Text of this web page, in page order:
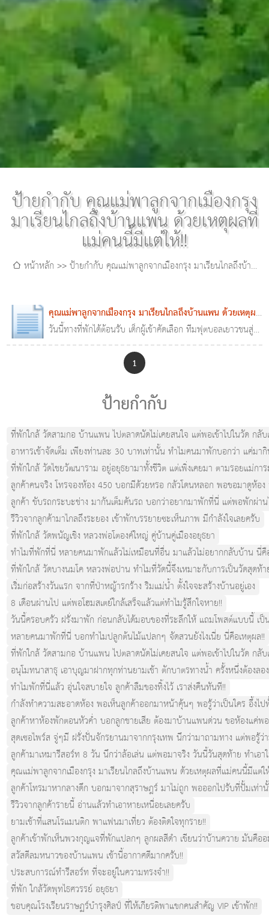
ป้ายกำกับ คุณแม่พาลูกจากเมืองกรุง
มาเรียนไกลถึงบ้านแพน ด้วยเหตุผลที่
แม่คนนี้มีแต่ให้!!
หน้าหลัก
ป้ายกำกับ คุณแม่พาลูกจากเมืองกรุง มาเรียนไกลถึงบ้าน
คุณแม่พาลูกจากเมืองกรุง มาเรียนไกลถึงบ้านแพน ด้วยเหตุผล
ที่แม่คนนี้มีแต่ให้!!
14 พ.ย. 2561 0 2,129
วันนี้ทางที่พักได้ต้อนรับ เด็กผู้เข้าคัดเลือก ทีมฟุตบอลเยาวชนสู่
เพื่อฝัน รร สาคลี บ้านแพน ทั่วทุกสารทิศ ส่งลูกเข้ามาร่วม
1
ป้ายกำกับ
ที่พักใกล้ วัดสามกอ บ้านแพน ไปตลาดนัดไม่เคยสนใจ แต่พอเข้าไปในวัด กลั
อาหารเช้าจัดเต็ม เพียงท่านละ 30 บาทเท่านั้น ทำไมคนมาพักบอกว่า แค่มา
ที่พักใกล้ วัดไชยวัฒนาราม อยู่อยุธยามาทั้งชีวิต แต่เพิ่งเคยมา ตามรอยแม่กา
ลูกค้าคนจริง โทรจองห้อง 450 บอกมีด้วยหรอ กลัวโดนหลอก พอขอมาดูห้อง
ลูกค้า ขับรถกระบะช่าง มากันเต็มคันรถ บอกว่าอยากมาพักที่นี่ แต่พอพักผ่าน
รีวิวจากลูกค้ามาไกลถึงระยอง เข้าพักบรรยายซะเห็นภาพ มีกำลังใจเลยครับ
ที่พักใกล้ วัดพนัญเชิง หลวงพ่อโตองค์ใหญ่ คู่บ้านคู่เมืองอยุธยา
ทำไมที่พักที่นี่ หลายคนมาพักแล้วไม่เหมือนที่อื่น มาแล้วไม่อยากกลับบ้าน นี่คื
ที่พักใกล้ วัดบางนมโค หลวงพ่อปาน ทำไมที่วัดนี้จึงเหมาะกับการเป็นวัดสุดท้
เริ่มก่อสร้างวันแรก จากที่ป่าหญ้ารกร้าง ริมแม่น้ำ ตั้งใจจะสร้างบ้านอยู่เอง
8 เดือนผ่านไป แต่พอโฮมสเตย์ใกล้เสร็จแล้วแต่ทำไมรู้สึกใจหาย!!
วันนี้ครอบครัว ฝรั่งมาพัก ก่อนกลับได้มอบของที่ระลึกให้ แถมโพสต์แบบนี้ เป็
หลายคนมาพักที่นี่ บอกทำไมปลูกต้นไม้แปลกๆ จัดสวนยังไงเนี่ย นี่คือเหตุผล!!
ที่พักใกล้ วัดสามกอ บ้านแพน ไปตลาดนัดไม่เคยสนใจ แต่พอเข้าไปในวัด กลั
อนุโมทนาสาธุ เอาบุญมาฝากทุกท่านยามเช้า ตักบาตรทางน้ำ ครั้งหนึ่งต้อง
ทำไมพักที่นี่แล้ว อุ่นใจสบายใจ ลูกค้าลืมของทิ้งไว้ เราส่งคืนทันที!!
กำลังทำความสะอาดห้อง พอเห็นลูกค้าออกมาหน้าคุ้นๆ พอรู้ว่าเป็นใคร อึ้งไป
ลูกค้าหาห้องพักตอนหัวค่ำ บอกลูกชายเสีย ต้องมาบ้านแพนด่วน ขอห้องแค่พ
สุดเซอไพร์ส จู่ๆมี ฝรั่งปั่นจักรยานมาจากกรุงเทพ นึกว่ามาถามทาง แต่พอรู้ว่
ลูกค้ามาเหมารีสอร์ท 8 วัน นึกว่าล้อเล่น แต่พอมาจริง วันนี้วันสุดท้าย ทำเอา
คุณแม่พาลูกจากเมืองกรุง มาเรียนไกลถึงบ้านแพน ด้วยเหตุผลที่แม่คนนี้มีแต่ใ
ลูกค้าโทรมาหากลางดึก บอกมาจากสุราษฎร์ มาไม่ถูก พอออกไปรับที่ปั้มเท่
รีวิวจากลูกค้ารายนี้ อ่านแล้วทำเอาหายเหนื่อยเลยครับ
ยามเช้าที่แสนโรแมนติก พาแฟนมาเที่ยว ต้องติดใจทุกราย!!
ลูกค้าเข้าพักเห็นพวงกุญแจที่พักแปลกๆ ลูกผลสีดำ เขียนว่าบ้านควาย มันคือ
สวัสดีลมหนาวของบ้านแพน เช้านี้อากาศดีมากครับ!!
ประสบการณ์ทำรีสอร์ท ที่จะอยู่ในความทรงจำ!!
ที่พัก ใกล้วัดพุทไธศวรรย์ อยุธยา
ขอบคุณโรงเรียนราษฏร์บำรุงศิลป์ ที่ให้เกียรติพาแขกคนสำคัญ VIP เข้าพัก!!